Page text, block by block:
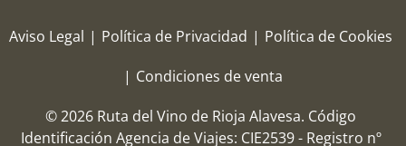
Aviso Legal | Política de Privacidad | Política de Cookies
| Condiciones de venta
© 2026 Ruta del Vino de Rioja Alavesa. Código
Identificación Agencia de Viajes: CIE2539 - Registro nº